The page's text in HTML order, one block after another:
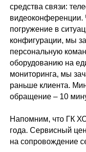
средства связи:
видеоконференции.
погружение в
конфигурации, мы
персональную
оборудованию на
мониторинга, мы
раньше клиента.
обращение – 10
Напомним, что ГК
года. Сервисный
на сопровождение